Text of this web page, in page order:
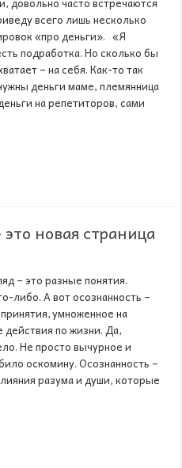
всего лишь несколько
«про деньги». «Я
подработка. Но сколько бы
– на себя. Как-то так
деньги маме, племянница
на репетиторов, сами
новая страница
– это разные понятия.
либо. А вот осознанность –
умноженное на
по жизни. Да,
Не просто вычурное и
оскомину. Осознанность –
разума и души, которые